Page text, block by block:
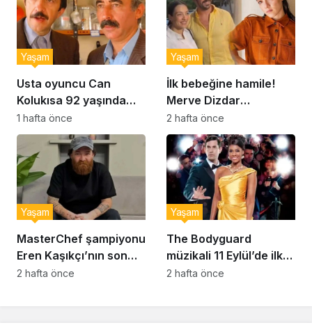
Usta oyuncu Can
Kolukısa 92 yaşında
hayatını kaybetti
Yaşam
1 hafta önce
İlk bebeğine hamile!
Merve Dizdar
sessizliğini bozdu: ‘İsim
bulmak çok zor’
Yaşam
2 hafta önce
MasterChef şampiyonu
Eren Kaşıkçı’nın son
anlarındaki kahreden
Yaşam
2 hafta önce
The Bodyguard
müzikali 11 Eylül’de ilk
kez Türkiye’de
Yaşam
2 hafta önce